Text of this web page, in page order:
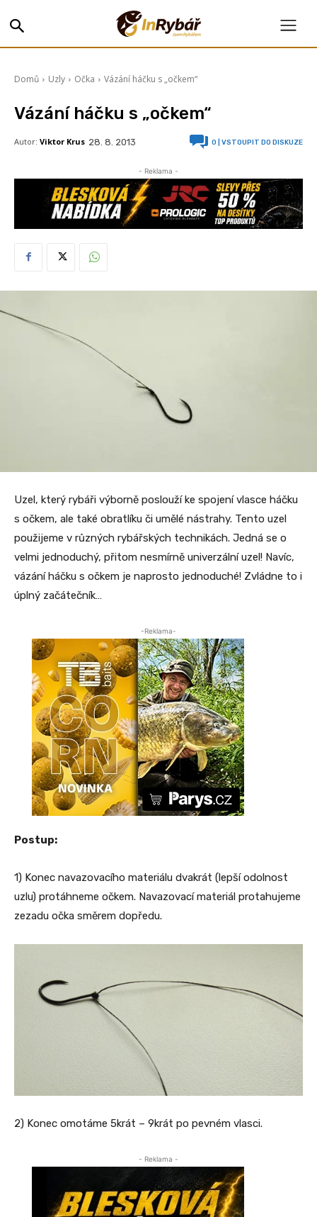
Domů Uzly Očka Vázání háčku s „očkem“
Vázání háčku s „očkem“
Autor: Viktor Krus 28. 8. 2013 0 | VSTOUPIT DO DISKUZE
- Reklama -
Uzel, který rybáři výborně poslouží ke spojení vlasce háčku
s očkem, ale také obratlíku či umělé nástrahy. Tento uzel
použijeme v různých rybářských technikách. Jedná se o
velmi jednoduchý, přitom nesmírně univerzální uzel! Navíc,
vázání háčku s očkem je naprosto jednoduché! Zvládne to i
úplný začátečník…
-Reklama-
Postup:
1) Konec navazovacího materiálu dvakrát (lepší odolnost
uzlu) protáhneme očkem. Navazovací materiál protahujeme
zezadu očka směrem dopředu.
2) Konec omotáme 5krát – 9krát po pevném vlasci.
- Reklama -